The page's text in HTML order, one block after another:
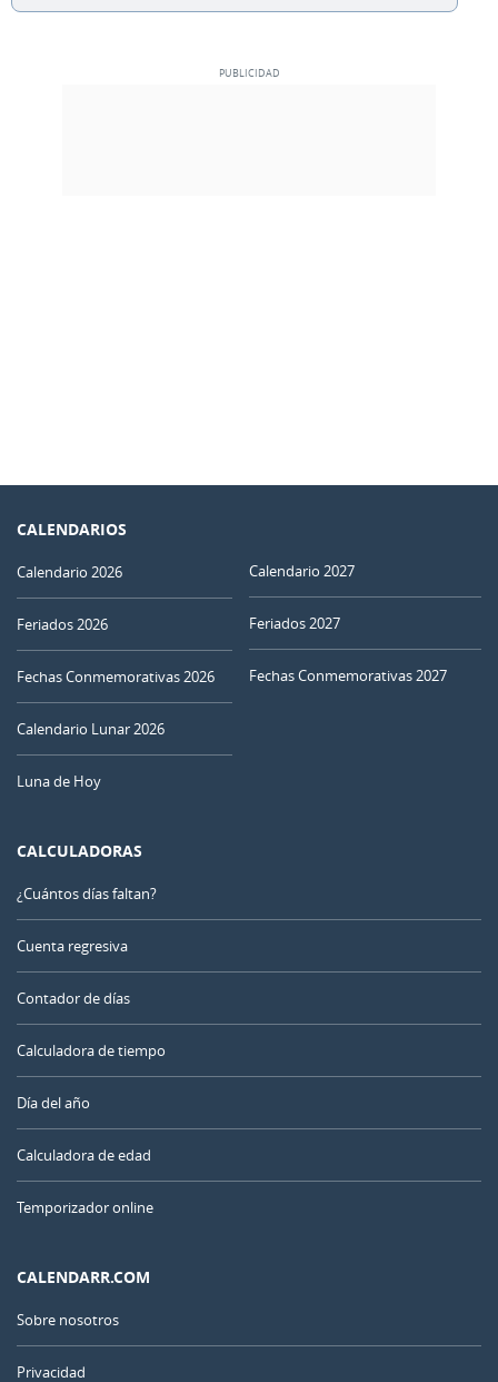
CALENDARIOS
Calendario 2026
Feriados 2026
Fechas Conmemorativas 2026
Calendario Lunar 2026
Luna de Hoy
Calendario 2027
Feriados 2027
Fechas Conmemorativas 2027
CALCULADORAS
¿Cuántos días faltan?
Cuenta regresiva
Contador de días
Calculadora de tiempo
Día del año
Calculadora de edad
Temporizador online
CALENDARR.COM
Sobre nosotros
Privacidad